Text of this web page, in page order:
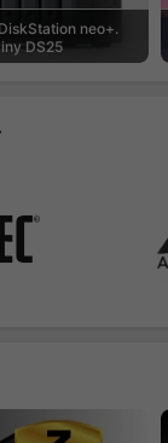
neo+.
DS25